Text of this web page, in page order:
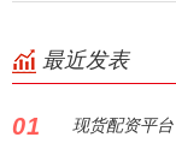
最近发表
01 现货配资平